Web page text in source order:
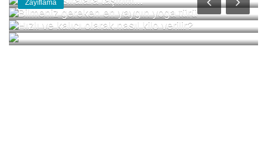
Bilmeniz gereken en yaygın yoga türü
Zayıflama
Hızlı ve kalıcı olarak nasıl kilo verilir?